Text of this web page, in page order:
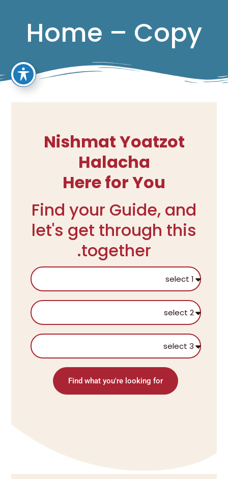
Home – Copy
Nishmat Yoatzot
Halacha
Here for You
Find your Guide, and
let's get through this
together.
Find what you're looking for